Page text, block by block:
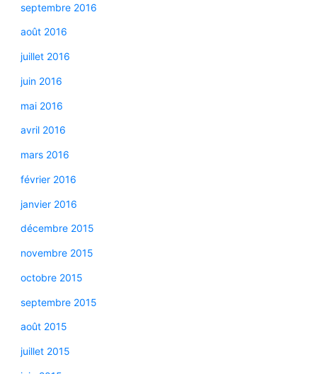
septembre 2016
août 2016
juillet 2016
juin 2016
mai 2016
avril 2016
mars 2016
février 2016
janvier 2016
décembre 2015
novembre 2015
octobre 2015
septembre 2015
août 2015
juillet 2015